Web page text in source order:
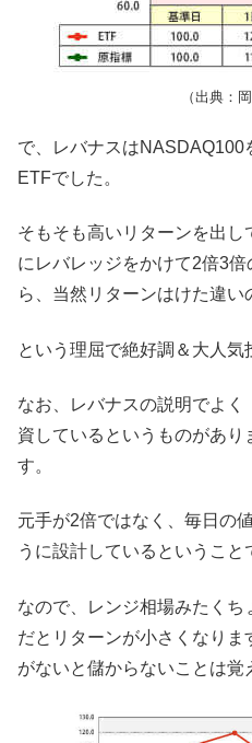
（出典：
で、レバナスはNASDAQ100
ETFでした。
そもそも高いリターンを出
にレバレッジをかけて2倍3
ら、当然リターンはけた違い
という理屈で絶好調＆大人気
なお、レバナスの説明でよ
資しているというものがあり
す。
元手が2倍ではなく、毎日の
うに設計しているということ
なので、レンジ相場みたく
だとリターンが小さくなり
がないと儲からないことは覚